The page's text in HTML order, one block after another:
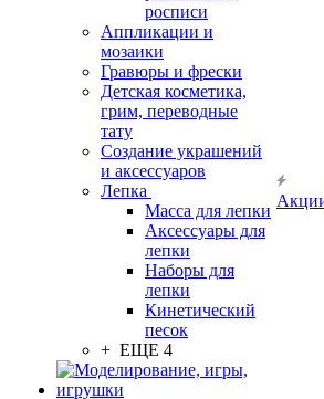
росписи
Аппликации и
мозаики
Гравюры и фрески
Детская косметика,
грим, переводные
тату
Создание украшений
и аксессуаров
Лепка
Масса для лепки
Аксессуары для
лепки
Наборы для
лепки
Кинетический
песок
+ ЕЩЕ 4